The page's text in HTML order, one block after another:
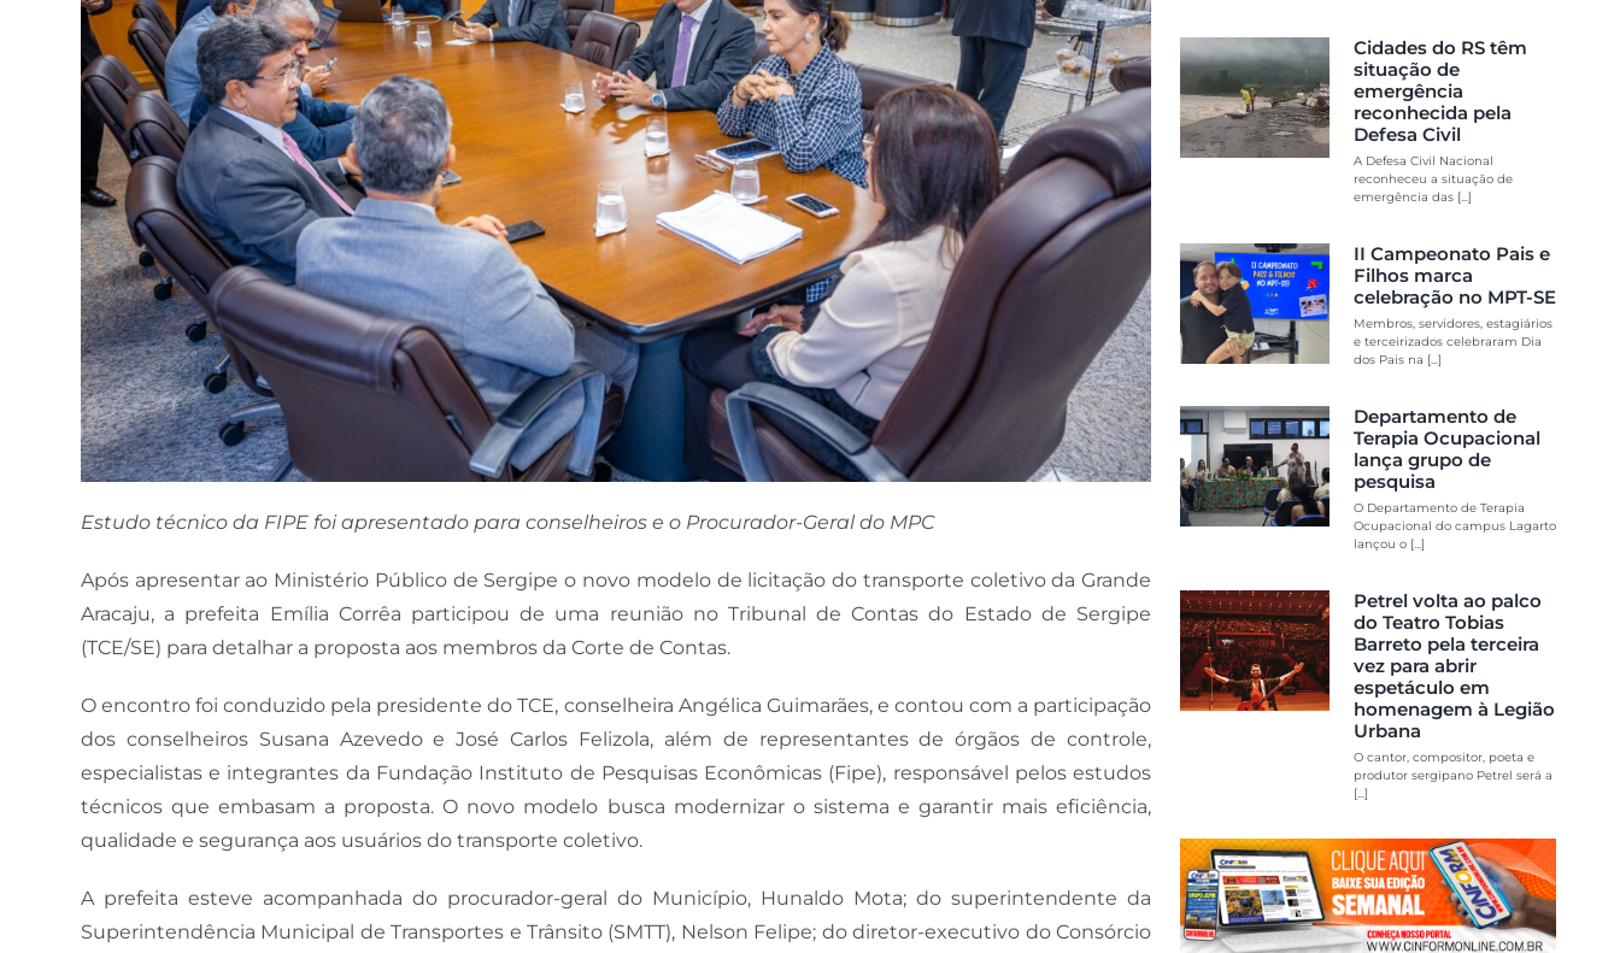
Estudo técnico da FIPE foi apresentado para conselheiros e o Procurador-Geral do MPC
Após apresentar ao Ministério Público de Sergipe o novo modelo de licitação do transporte coletivo da Grande
Aracaju, a prefeita Emília Corrêa participou de uma reunião no Tribunal de Contas do Estado de Sergipe
(TCE/SE) para detalhar a proposta aos membros da Corte de Contas.
O encontro foi conduzido pela presidente do TCE, conselheira Angélica Guimarães, e contou com a participação
dos conselheiros Susana Azevedo e José Carlos Felizola, além de representantes de órgãos de controle,
especialistas e integrantes da Fundação Instituto de Pesquisas Econômicas (Fipe), responsável pelos estudos
técnicos que embasam a proposta. O novo modelo busca modernizar o sistema e garantir mais eficiência,
qualidade e segurança aos usuários do transporte coletivo.
A prefeita esteve acompanhada do procurador-geral do Município, Hunaldo Mota; do superintendente da
Superintendência Municipal de Transportes e Trânsito (SMTT), Nelson Felipe; do diretor-executivo do Consórcio
Cidades do RS têm
situação de
emergência
reconhecida pela
Defesa Civil
A Defesa Civil Nacional
reconheceu a situação de
emergência das [...]
II Campeonato Pais e
Filhos marca
celebração no MPT-SE
Membros, servidores, estagiários
e terceirizados celebraram Dia
dos Pais na [...]
Departamento de
Terapia Ocupacional
lança grupo de
pesquisa
O Departamento de Terapia
Ocupacional do campus Lagarto
lançou o [...]
Petrel volta ao palco
do Teatro Tobias
Barreto pela terceira
vez para abrir
espetáculo em
homenagem à Legião
Urbana
O cantor, compositor, poeta e
produtor sergipano Petrel será a
[...]